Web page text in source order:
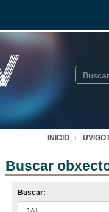
Buscar
INICIO
Buscar
Buscar: